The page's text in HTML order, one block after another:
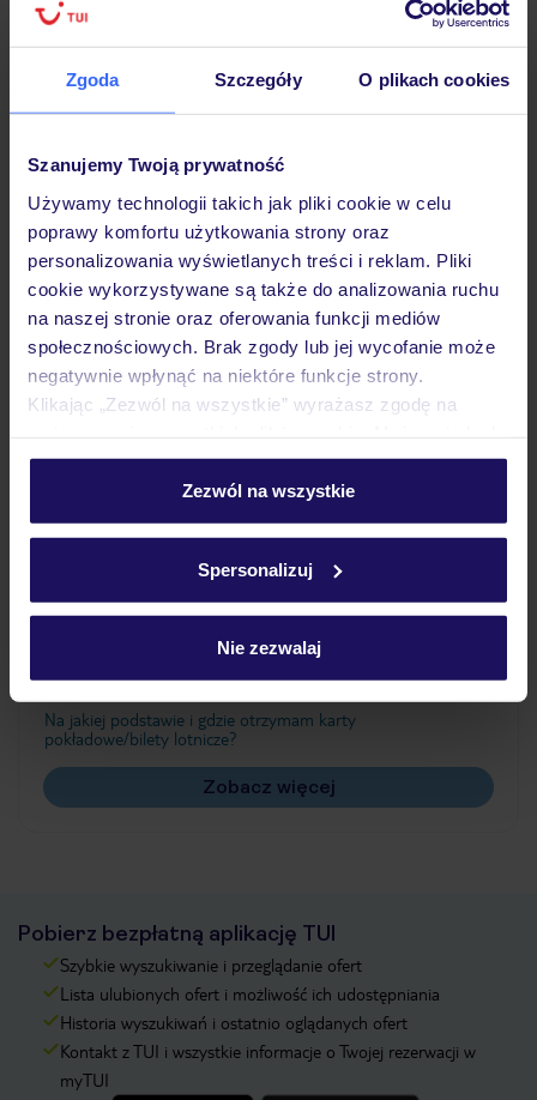
Zgoda Szczegóły O plikach cookies
Szanujemy Twoją prywatność
Używamy technologii takich jak pliki cookie w celu
poprawy komfortu użytkowania strony oraz
personalizowania wyświetlanych treści i reklam. Pliki
cookie wykorzystywane są także do analizowania ruchu
na naszej stronie oraz oferowania funkcji mediów
społecznościowych. Brak zgody lub jej wycofanie może
negatywnie wpłynąć na niektóre funkcje strony.
Klikając „Zezwól na wszystkie” wyrażasz zgodę na
personalizować swój wybór wchodząc w zakładkę
Szczegółowe informacje o plikach cookie znajdziesz
Zezwól na wszystkie
Spersonalizuj
Nie zezwalaj
Hotel
Opinie
Pokoje
Wyżywienie
Ważne informacje
Często zadawane pytania
Jak zmienić uczestników/osobę zgłaszającą?
Na jakiej podstawie i gdzie otrzymam karty
pokładowe/bilety lotnicze?
Zobacz więcej
Pobierz bezpłatną aplikację TUI
Szybkie wyszukiwanie i przeglądanie ofert
Lista ulubionych ofert i możliwość ich udostępniania
Historia wyszukiwań i ostatnio oglądanych ofert
Kontakt z TUI i wszystkie informacje o Twojej rezerwacji w
myTUI